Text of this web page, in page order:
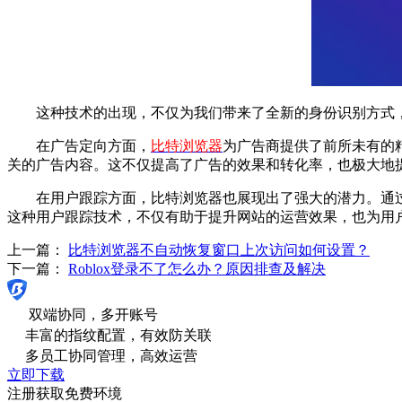
这种技术的出现，不仅为我们带来了全新的身份识别方式
在广告定向方面， 比特浏览器为广告商提供了前所未有
关的广告内容。这不仅提高了广告的效果和转化率，也极大地
在用户跟踪方面，比特浏览器也展现出了强大的潜力。通
这种用户跟踪技术，不仅有助于提升网站的运营效果，也为
上一篇：
比特浏览器不自动恢复窗口上次访问如何设置？
下一篇： Roblox登录不了怎么办？原因排查及解决
双端协同，多开账号
丰富的指纹配置，有效防关联
多员工协同管理，高效运营
立即下载
注册获取免费环境